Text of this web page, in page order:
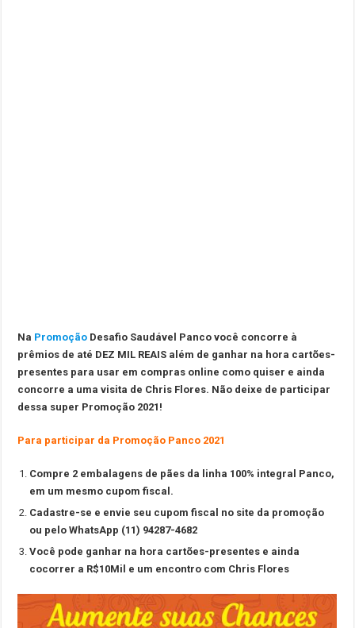
Na Promoção Desafio Saudável Panco você concorre à
prêmios de até DEZ MIL REAIS além de ganhar na hora cartões-
presentes para usar em compras online como quiser e ainda
concorre a uma visita de Chris Flores. Não deixe de participar
dessa super Promoção 2021!
Para participar da Promoção Panco 2021
Compre 2 embalagens de pães da linha 100% integral Panco,
em um mesmo cupom fiscal.
Cadastre-se e envie seu cupom fiscal no site da promoção
ou pelo WhatsApp (11) 94287-4682
Você pode ganhar na hora cartões-presentes e ainda
cocorrer a R$10Mil e um encontro com Chris Flores